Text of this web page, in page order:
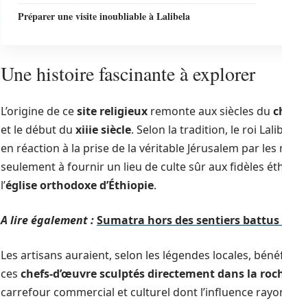
Préparer une visite inoubliable à Lalibela
Une histoire fascinante à explorer
L’origine de cesite religieux remonte aux siècles du
et le début du xiiie siècle. Selon la tradition, le roi
en réaction à la prise de la véritable Jérusalem par
seulement à fournir un lieu de culte sûr aux fidèles
l’église orthodoxe d’Éthiopie.
A lire également :Sumatra hors des sentiers
Les artisans auraient, selon les légendes locales,
ces chefs-d’œuvre sculptés directement dans la
carrefour commercial et culturel dont l’influence